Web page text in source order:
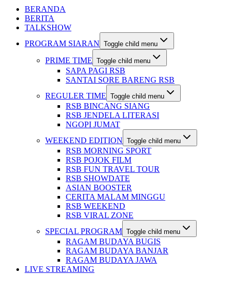
BERANDA
BERITA
TALKSHOW
PROGRAM SIARAN Toggle child menu
PRIME TIME Toggle child menu
SAPA PAGI RSB
SANTAI SORE BARENG RSB
REGULER TIME Toggle child menu
RSB BINCANG SIANG
RSB JENDELA LITERASI
NGOPI JUMAT
WEEKEND EDITION Toggle child menu
RSB MORNING SPORT
RSB POJOK FILM
RSB FUN TRAVEL TOUR
RSB SHOWDATE
ASIAN BOOSTER
CERITA MALAM MINGGU
RSB WEEKEND
RSB VIRAL ZONE
SPECIAL PROGRAM Toggle child menu
RAGAM BUDAYA BUGIS
RAGAM BUDAYA BANJAR
RAGAM BUDAYA JAWA
LIVE STREAMING